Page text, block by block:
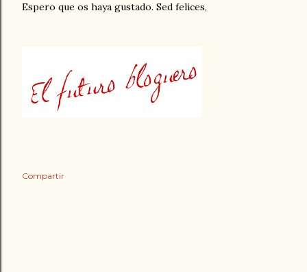
Espero que os haya gustado. Sed felices,
Compartir